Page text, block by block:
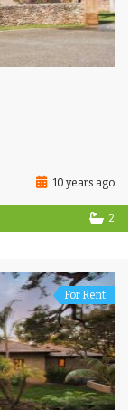
10 years ago
2
For Rent